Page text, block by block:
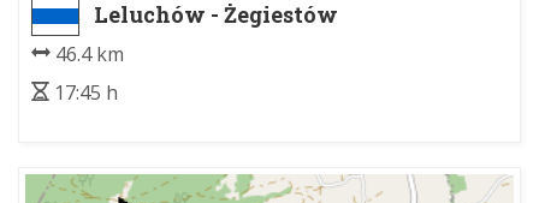
Leluchów - Żegiestów
46.4 km
17:45 h